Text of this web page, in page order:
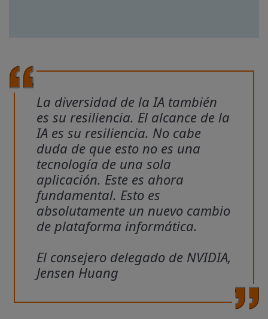
La diversidad de la IA también
es su resiliencia. El alcance de la
IA es su resiliencia. No cabe
duda de que esto no es una
tecnología de una sola
aplicación. Este es ahora
fundamental. Esto es
absolutamente un nuevo cambio
de plataforma informática.
El consejero delegado de NVIDIA,
Jensen Huang